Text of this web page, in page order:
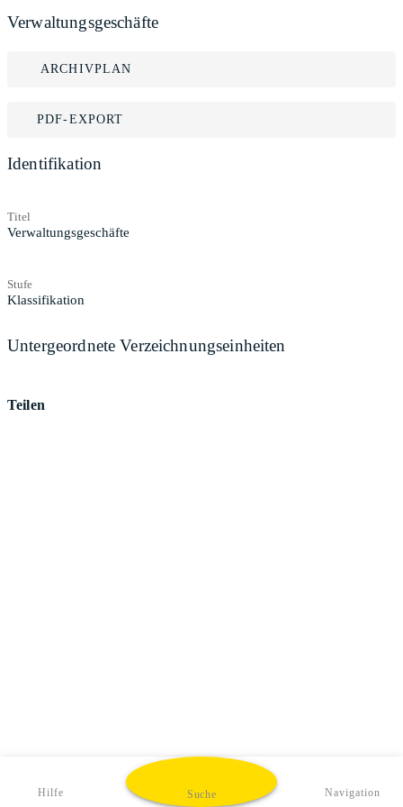
Verwaltungsgeschäfte
ARCHIVPLAN
PDF-EXPORT
Identifikation
Titel
Verwaltungsgeschäfte
Stufe
Klassifikation
Untergeordnete Verzeichnungseinheiten
Teilen
Hilfe Suche Navigation